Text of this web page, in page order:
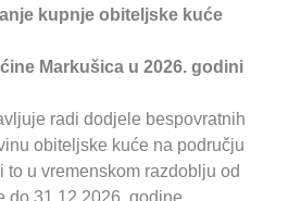
kupnje obiteljske kuće
Markušica u 2026. godini
radi dodjele bespovratnih
obiteljske kuće na području
to u vremenskom razdoblju od
do 31.12.2026. godine.